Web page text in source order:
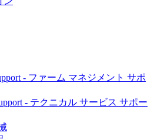
- ファーム マネジメント サポ
- テクニカル サービス サポー